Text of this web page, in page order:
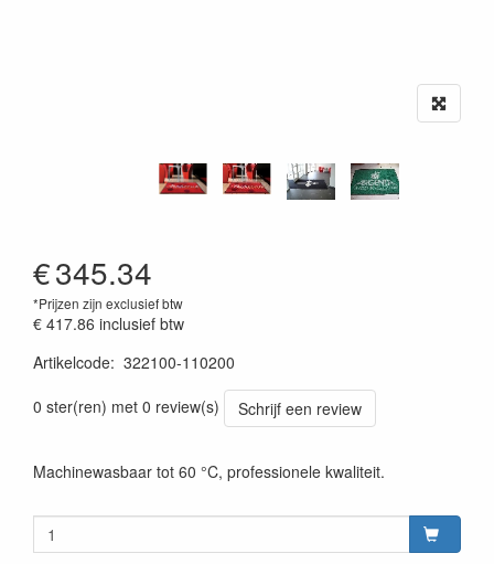
€345.34
*Prijzen zijn exclusief btw
€ 417.86 inclusief btw
Artikelcode: 322100-110200
0 ster(ren) met 0 review(s)
Schrijf een review
Machinewasbaar tot 60 °C, professionele kwaliteit.